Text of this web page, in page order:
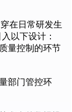
在日常研发生
以下设计：
控制的环节
部门管控环